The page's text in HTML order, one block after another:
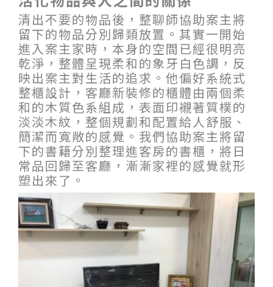
清出不要的物品後，整聊師協助案主將
留下的物品分別歸類放置。其實一開始
進入案主家時，本身的空間已經很明亮
乾淨，整體呈現柔和的象牙白色調，反
映出案主對生活的追求。他偏好系統式
整櫃設計，客廳新裝修的櫃體由兩個柔
和的木質色系組成，表面印襯著質樸的
淡淡木紋，整個規劃和配置給人舒服、
簡潔而寬敞的感覺。我們協助案主將留
下的書籍分別整理進客房的書櫃，將日
常品回歸至客廳，漸漸家裡的感覺就形
塑出來了。